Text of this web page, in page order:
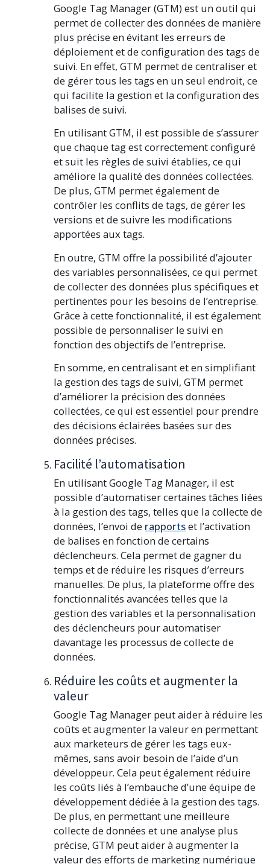
Google Tag Manager (GTM) est un outil qui
permet de collecter des données de manière
plus précise en évitant les erreurs de
déploiement et de configuration des tags de
suivi. En effet, GTM permet de centraliser et
de gérer tous les tags en un seul endroit, ce
qui facilite la gestion et la configuration des
balises de suivi.
En utilisant GTM, il est possible de s’assurer
que chaque tag est correctement configuré
et suit les règles de suivi établies, ce qui
améliore la qualité des données collectées.
De plus, GTM permet également de
contrôler les conflits de tags, de gérer les
versions et de suivre les modifications
apportées aux tags.
En outre, GTM offre la possibilité d’ajouter
des variables personnalisées, ce qui permet
de collecter des données plus spécifiques et
pertinentes pour les besoins de l’entreprise.
Grâce à cette fonctionnalité, il est également
possible de personnaliser le suivi en
fonction des objectifs de l’entreprise.
En somme, en centralisant et en simplifiant
la gestion des tags de suivi, GTM permet
d’améliorer la précision des données
collectées, ce qui est essentiel pour prendre
des décisions éclairées basées sur des
données précises.
Facilité l’automatisation
En utilisant Google Tag Manager, il est
possible d’automatiser certaines tâches liées
à la gestion des tags, telles que la collecte de
données, l’envoi de rapportset l’activation
de balises en fonction de certains
déclencheurs. Cela permet de gagner du
temps et de réduire les risques d’erreurs
manuelles. De plus, la plateforme offre des
fonctionnalités avancées telles que la
gestion des variables et la personnalisation
des déclencheurs pour automatiser
davantage les processus de collecte de
données.
Réduire les coûts et augmenter la
valeur
Google Tag Manager peut aider à réduire les
coûts et augmenter la valeur en permettant
aux marketeurs de gérer les tags eux-
mêmes, sans avoir besoin de l’aide d’un
développeur. Cela peut également réduire
les coûts liés à l’embauche d’une équipe de
développement dédiée à la gestion des tags.
De plus, en permettant une meilleure
collecte de données et une analyse plus
précise, GTM peut aider à augmenter la
valeur des efforts de marketing numérique